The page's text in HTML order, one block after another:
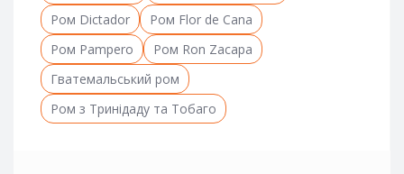
Ром Dictador
Ром Flor de Cana
Ром Pampero
Ром Ron Zacapa
Гватемальський ром
Ром з Тринідаду та Тобаго